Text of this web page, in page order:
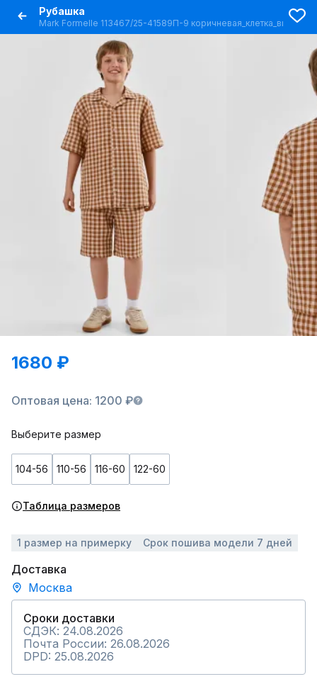
Рубашка
Mark Formelle 113467/25-41589П-9 коричневая_клетка_виши
1680 ₽
Оптовая цена: 1200 ₽
Выберите размер
104-56 110-56 116-60 122-60
Таблица размеров
1 размер на примерку Срок пошива модели 7 дней
Доставка
Москва
Сроки доставки
СДЭК: 24.08.2026
Почта России: 26.08.2026
DPD: 25.08.2026